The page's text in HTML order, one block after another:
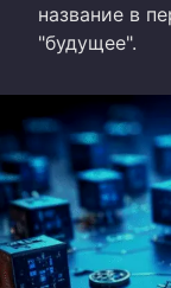
название в
"будущее".